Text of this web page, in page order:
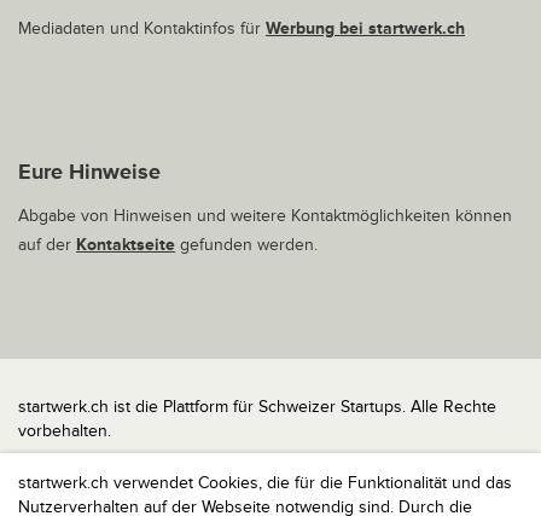
startwerk.ch verwendet Cookies, die für die Funktionalität und das
Nutzerverhalten auf der Webseite notwendig sind. Durch die
Mediadaten und Kontaktinfos für Werbung bei startwerk.ch
Eure Hinweise
Abgabe von Hinweisen und weitere Kontaktmöglichkeiten können
auf der Kontaktseite gefunden werden.
startwerk.ch ist die Plattform für Schweizer Startups. Alle Rechte
vorbehalten.
Impressum
Kontakt